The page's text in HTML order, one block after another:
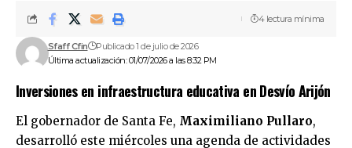
Última actualización: 01/07/2026 a las 8:32 PM
Sfaff Cfin Publicado 1 de julio de 2026
4 lectura mínima
Inversiones en infraestructura educativa en Desvío Arijón
El gobernador de Santa Fe, Maximiliano Pullaro,
desarrolló este miércoles una agenda de actividades